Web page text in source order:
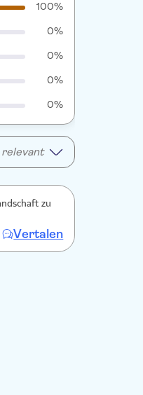
100%
0%
0%
0%
0%
zu
Vertalen